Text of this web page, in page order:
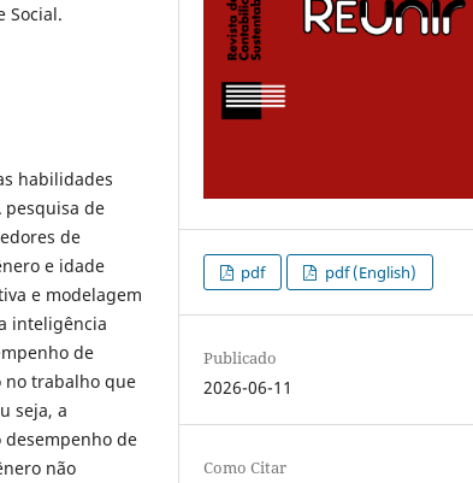
Social.
habilidades
pesquisa de
de
e idade
e modelagem
inteligência
de
no trabalho que
seja, a
de
não
pdf pdf (English)
Publicado
2026-06-11
Como Citar